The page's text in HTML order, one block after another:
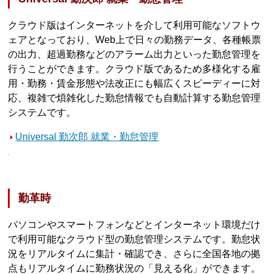
クラウド版はインターネットを介して利用可能なソフトウ
ェアとなっており、Web上で日々の勤務データ、各種帳票
の出力、超過勤務などのアラーム出力といった勤怠管理を
行うことができます。クラウド版であるため多様化する雇
用・勤務・賃金形態や法改正にも幅広くスピーディーに対
応、複雑で煩雑化した勤怠情報でも自動計算する勤怠管理
システムです。
Universal 勤次郎 就業・勤怠管理
勤革時
パソコンやスマートフォンなどとインターネット環境だけ
で利用可能なクラウド型の勤怠管理システムです。勤怠状
況をリアルタイムに集計・確認でき、さらに全国各地の拠
点もリアルタイムに勤務状況の「見える化」ができます。